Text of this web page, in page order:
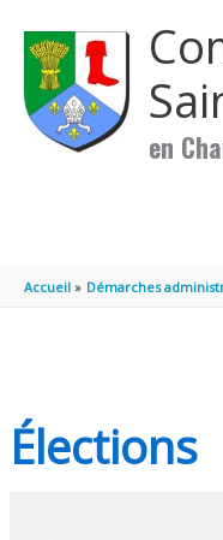
en
Accueil Démarches
Élections